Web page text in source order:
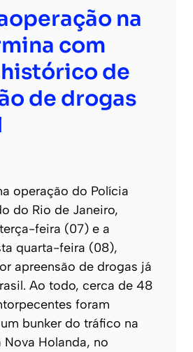
na
com
de
de drogas
operação do Polícia
do Rio de Janeiro,
feira (07) e a
quarta-feira (08),
apreensão de drogas já
Ao todo, cerca de 48
foram
bunker do tráfico na
Holanda, no